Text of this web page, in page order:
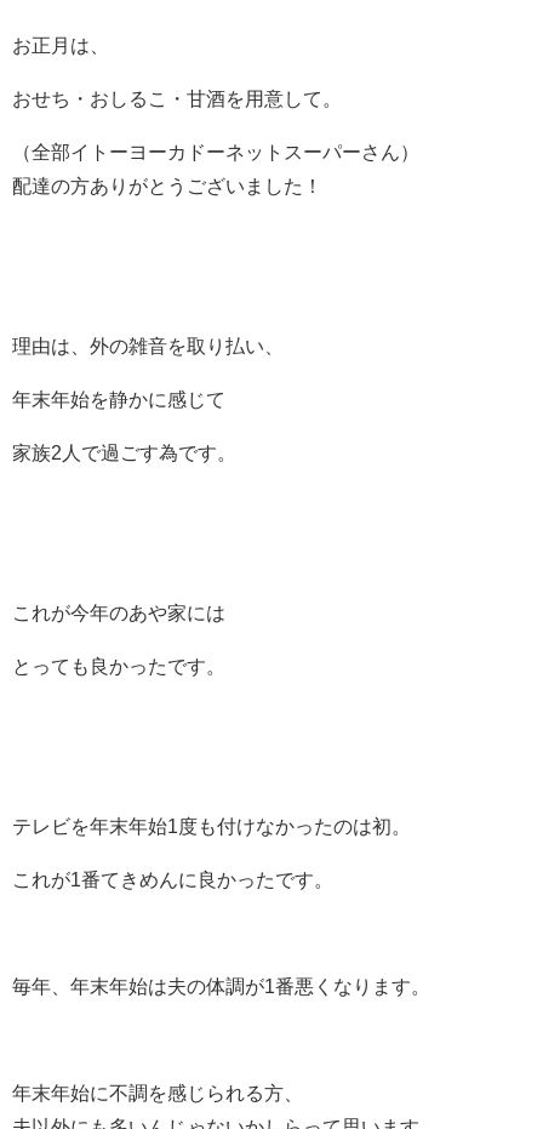
お正月は、
おせち・おしるこ・甘酒を用意して。
（全部イトーヨーカドーネットスーパーさん）
配達の方ありがとうございました！
理由は、外の雑音を取り払い、
年末年始を静かに感じて
家族2人で過ごす為です。
これが今年のあや家には
とっても良かったです。
テレビを年末年始1度も付けなかったのは初。
これが1番てきめんに良かったです。
毎年、年末年始は夫の体調が1番悪くなります。
年末年始に不調を感じられる方、